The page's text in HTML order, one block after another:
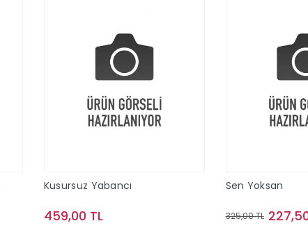
Kusursuz Yabancı
459,00 TL
Sen Yoksan
325,00 TL